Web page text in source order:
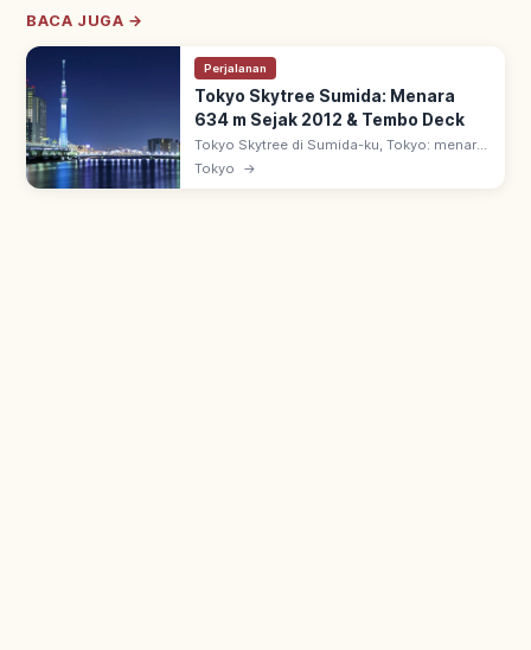
BACA JUGA →
Perjalanan
Tokyo Skytree Sumida: Menara
634 m Sejak 2012 & Tembo Deck
Tokyo Skytree di Sumida-ku, Tokyo: menara
pemancar 634 m, salah satu menara siaran
mandiri tertinggi dunia. Sejak 2012; Tembo
Tokyo →